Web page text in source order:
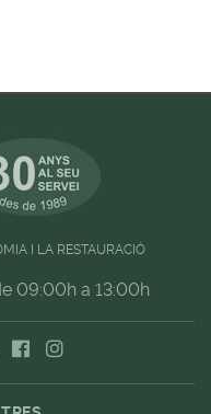
I LA RESTAURACIÓ
09:00h a 13:00h